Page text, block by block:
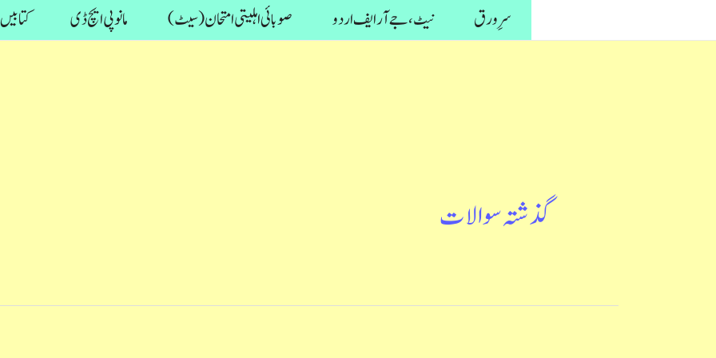
سرِ ورق نیٹ، جے آر ایف اردو صوبائی اہلیتی امتحان (سیٹ) مانو پی ایچ ڈی کتابیں
گذشتہ سوالات